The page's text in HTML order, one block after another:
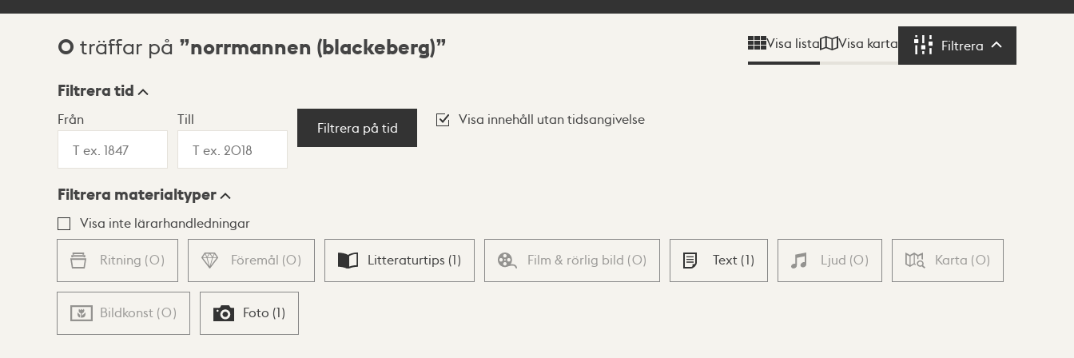
Sökresultat
0 träffar på norrmannen (blackeberg) Visa lista Visa karta Filtrera Filtrera
Visningsläge
Lista Karta
Filtrera tid
Från Till
Filtrera på tid
Visa innehåll utan tidsangivelse
Filtrera materialtyper
Visa inte lärarhandledningar
Ritning (0) Föremål (0) Litteraturtips (1) Film & rörlig bild (0) Text (1) Ljud (0) Karta (0)
Bildkonst (0) Foto (1)